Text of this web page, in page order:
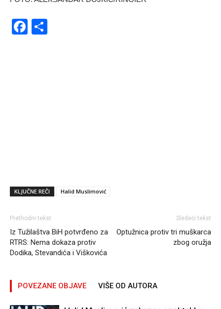
Facebook
KLJUČNE REČI Halid Muslimović
Prethodni tekst
Iz Tužilaštva BiH potvrđeno za
RTRS: Nema dokaza protiv
Dodika, Stevandića i Viškovića
Sledeći tekst
Optužnica protiv tri muškarca
zbog oružja
POVEZANE OBJAVE VIŠE OD AUTORA